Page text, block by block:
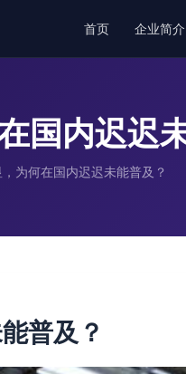
首页 企业简介
国内迟迟
为何在国内迟迟未能普及？
普及？